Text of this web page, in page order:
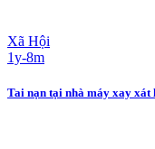
Xã Hội
1y-8m
Tai nạn tại nhà máy xay xát